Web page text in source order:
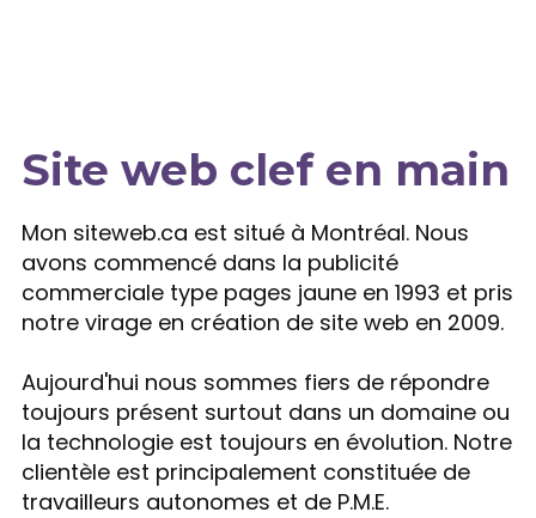
Expertise
Site web clef en main
Mon siteweb.ca est situé à Montréal. Nous
avons commencé dans la publicité
commerciale type pages jaune en 1993 et pris
notre virage en création de site web en 2009.
Aujourd'hui nous sommes fiers de répondre
toujours présent surtout dans un domaine ou
la technologie est toujours en évolution. Notre
clientèle est principalement constituée de
travailleurs autonomes et de P.M.E.